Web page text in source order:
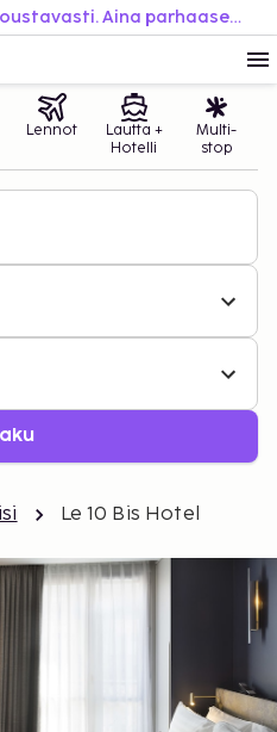
Varaa helposti. Matkusta joustavasti. Aina parhaaseen hintaan.
Lennot
Lautta +
Hotelli
Multi-
stop
Le 10 Bis Hotel